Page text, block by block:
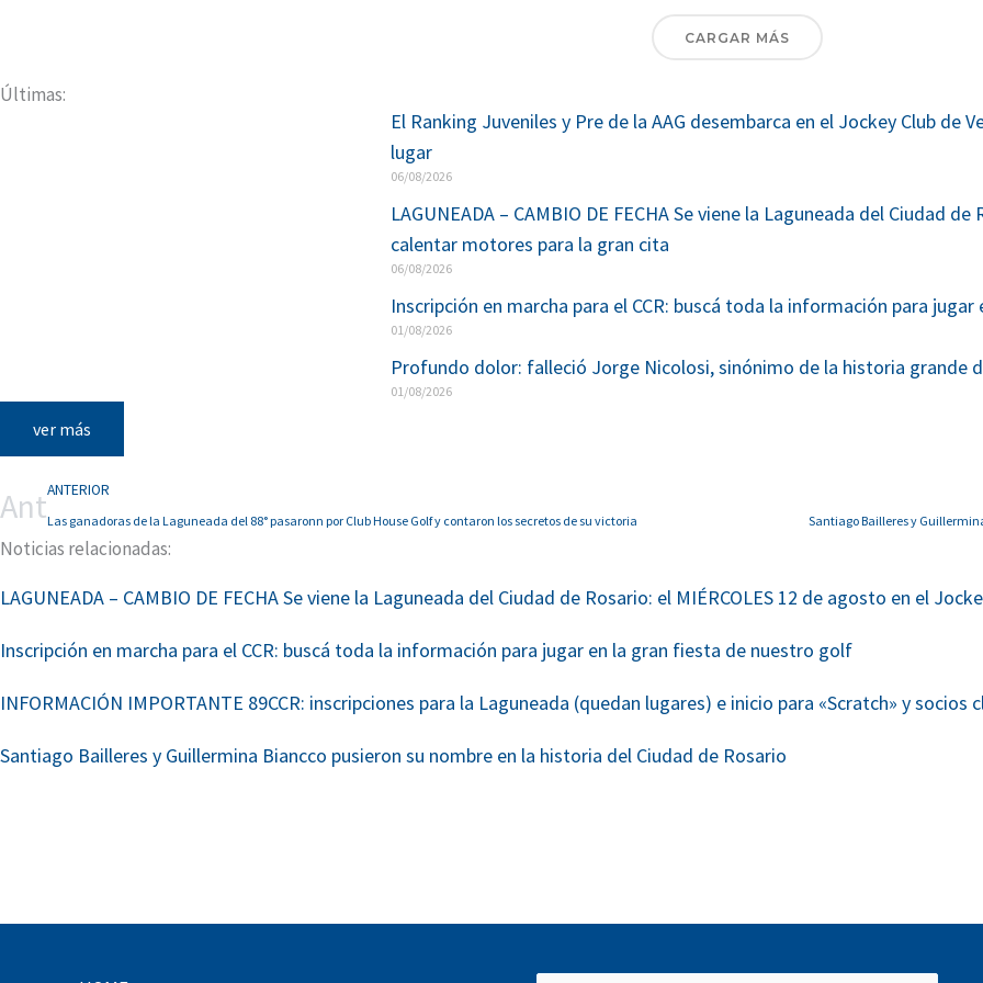
CARGAR MÁS
Últimas:
El Ranking Juveniles y Pre de la AAG desembarca en el Jockey Club
lugar
06/08/2026
LAGUNEADA – CAMBIO DE FECHA Se viene la Laguneada del Ciudad
calentar motores para la gran cita
06/08/2026
Inscripción en marcha para el CCR: buscá toda la información para
01/08/2026
Profundo dolor: falleció Jorge Nicolosi, sinónimo de la historia grande
01/08/2026
ver más
AntANTERIOR
Las ganadoras de la Laguneada del 88° pasaronn por Club House Golf y contaron los secretos de su victoria Santiago Bailleres y
Noticias relacionadas:
LAGUNEADA – CAMBIO DE FECHA Se viene la Laguneada del Ciudad de Rosario: el MIÉRCOLES 12 de agosto en el
Inscripción en marcha para el CCR: buscá toda la información para jugar en la gran fiesta de nuestro golf
INFORMACIÓN IMPORTANTE 89CCR: inscripciones para la Laguneada (quedan lugares) e inicio para «Scratch» y socios
Santiago Bailleres y Guillermina Biancco pusieron su nombre en la historia del Ciudad de Rosario